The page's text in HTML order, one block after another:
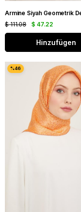
$ 47.22
$ 111.08
Hinzufügen